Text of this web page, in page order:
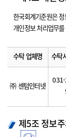
한국회계기준원은
개인정보 처리업무
수탁 업체명 수탁
㈜ 센텀인터넷
제5조 정보